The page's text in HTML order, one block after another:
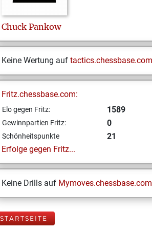
Chuck Pankow
Keine Wertung auf tactics.chessbase.com
Fritz.chessbase.com:
Elo gegen Fritz: 1589
Gewinnpartien Fritz: 0
Schönheitspunkte
21
Erfolge gegen Fritz...
Keine Drills auf Mymoves.chessbase.com
STARTSEITE